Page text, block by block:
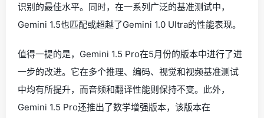
识别的最佳水平。同时，在一系列广泛的基准测试中，
Gemini 1.5也匹配或超越了Gemini 1.0 Ultra的性能表现。
值得一提的是，Gemini 1.5 Pro在5月份的版本中进行了进
一步的改进。它在多个推理、编码、视觉和视频基准测试
中均有所提升，而音频和翻译性能则保持不变。此外，
Gemini 1.5 Pro还推出了数学增强版本，该版本在